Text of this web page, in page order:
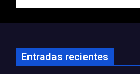
Entradas recientes